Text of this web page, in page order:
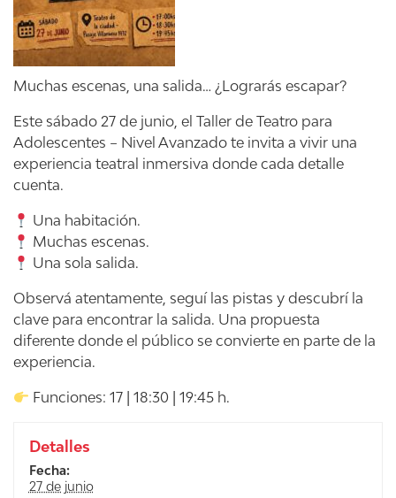
Muchas escenas, una salida… ¿Lograrás escapar?
Este sábado 27 de junio, el Taller de Teatro para
Adolescentes – Nivel Avanzado te invita a vivir una
experiencia teatral inmersiva donde cada detalle
cuenta.
Una habitación.
Muchas escenas.
Una sola salida.
Observá atentamente, seguí las pistas y descubrí la
clave para encontrar la salida. Una propuesta
diferente donde el público se convierte en parte de la
experiencia.
Funciones: 17 | 18:30 | 19:45 h.
Detalles
Fecha:
27 de junio